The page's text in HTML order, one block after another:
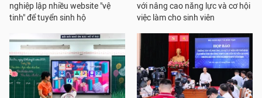
nghiệp lập nhiều website "vệ
tinh" để tuyển sinh hộ
với nâng cao năng lực và cơ hội
việc làm cho sinh viên